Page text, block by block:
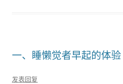
一、睡懒觉者早起的体验
发表回复